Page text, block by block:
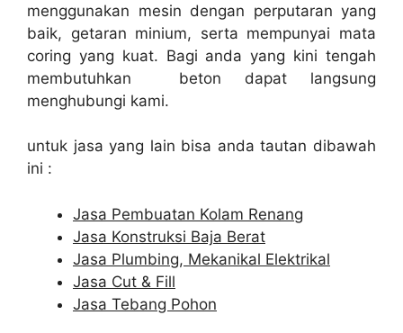
menggunakan mesin dengan perputaran yang
baik, getaran minium, serta mempunyai mata
coring yang kuat. Bagi anda yang kini tengah
membutuhkan beton dapat langsung
menghubungi kami.
untuk jasa yang lain bisa anda tautan dibawah
ini :
Jasa Pembuatan Kolam Renang
Jasa Konstruksi Baja Berat
Jasa Plumbing, Mekanikal Elektrikal
Jasa Cut & Fill
Jasa Tebang Pohon